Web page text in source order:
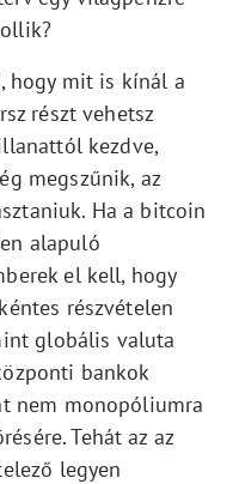
hogy mit is kínál a
részt vehetsz
kezdve,
megszűnik, az
Ha a bitcoin
alapuló
el kell, hogy
részvételen
globális valuta
bankok
nem monopóliumra
Tehát az az
legyen